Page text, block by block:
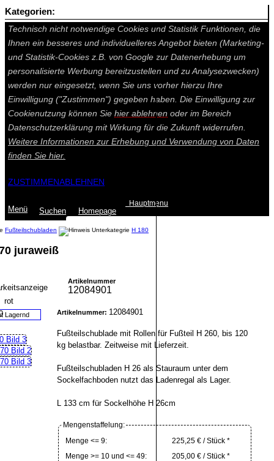
Auf dieser Seite werden technisch notwendige Cookies gesetzt.
Technisch nicht notwendige Cookies und Statistik Funktionen, die
Ihnen ein besseres und individuelleres Angebot bieten (Marketing-
und Statistik-Cookies z.B. von Google zur Datenerhebung um
personalisierte Werbung bereitzustellen und zu Analysezwecken)
werden nur eingesetzt, wenn Sie uns vorher hierzu Ihre
Einwilligung ("Zustimmen") gegeben haben. Die Einwilligung zur
Cookienutzung können Sie hier ablehnen oder im Bereich
Datenschutzerklärung mit Wirkung für die Zukunft widerrufen.
Weitere Informationen zur Erhebung und Verwendung von Daten
finden Sie hier.
ZUSTIMMENABLEHNEN
Menü Suchen Homepage
Hauptmenu
Fußteilschubladen H 180
juraweiß
Lagernd
Artikelnummer
12084901
Artikelnummer: 12084901
Fußteilschublade mit Rollen für Fußteil H 260, bis 120
kg belastbar. Zeitweise mit Lieferzeit.
Fußteilschubladen H 26 als Stauraum unter dem
Sockelfachboden nutzt das Ladenregal als Lager.
L 133 cm für Sockelhöhe H 26cm
Mengenstaffelung:
Menge <= 9:
225,25 € / Stück *
Menge >= 10 und <= 49:
205,00 € / Stück *
Kategorien: